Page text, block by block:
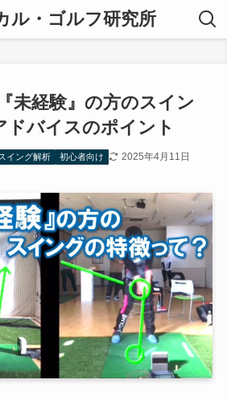
ル・ゴルフ研究所
未経験』の方のスイン
ドバイスのポイント
イング解析 初心者向け 2025年4月11日